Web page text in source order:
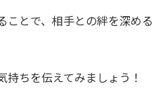
ことで、相手との絆を深める
ちを伝えてみましょう！